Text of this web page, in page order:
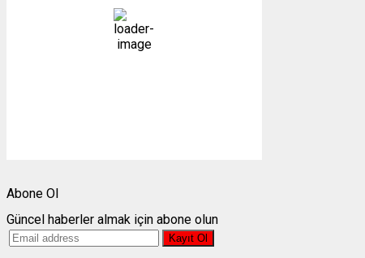
96 %
1014 mb
Abone Ol
Güncel haberler almak için abone olun